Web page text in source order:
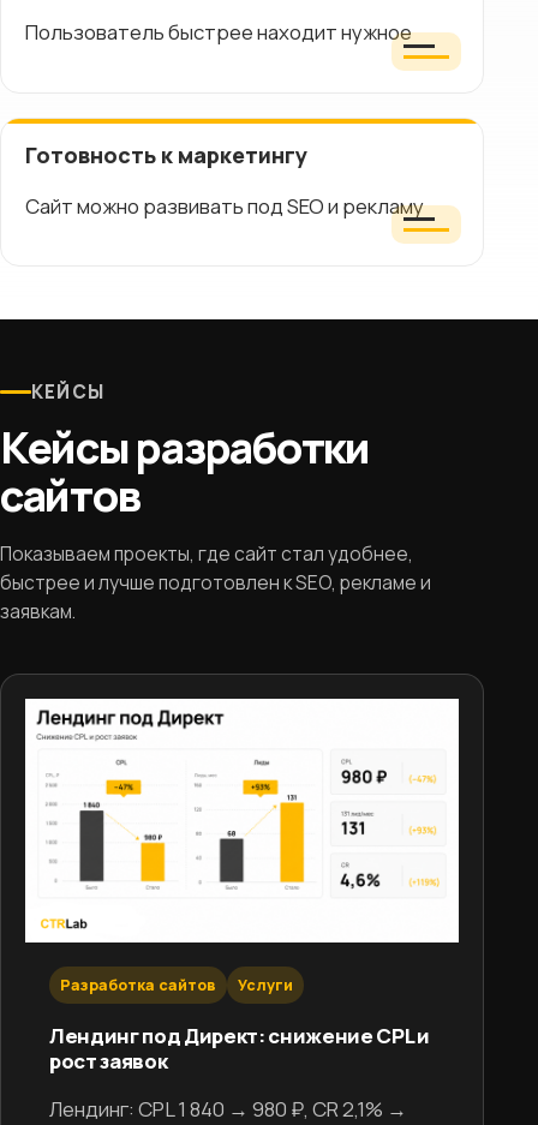
Пользователь быстрее находит нужное
Готовность к маркетингу
Сайт можно развивать под SEO и рекламу
КЕЙСЫ
Кейсы разработки
сайтов
Показываем проекты, где сайт стал удобнее,
быстрее и лучше подготовлен к SEO, рекламе и
заявкам.
Разработка сайтов Услуги
Лендинг под Директ: снижение CPL и
рост заявок
Лендинг: CPL 1 840 → 980 ₽, CR 2,1% →